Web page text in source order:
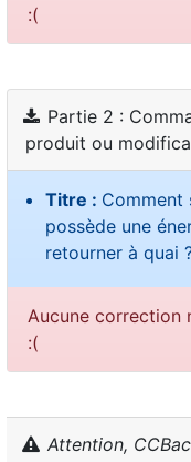
:(
Partie 2 :
produit ou
Titre : Comment
possède une
retourner à quai
Aucune correction
:(
Attention,